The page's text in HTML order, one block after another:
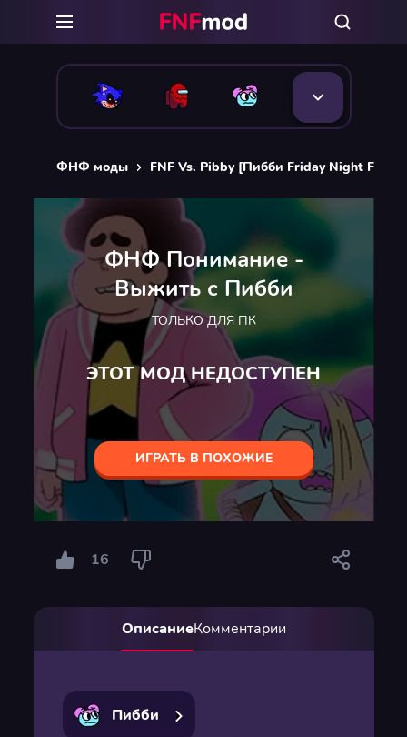
ФНФ моды FNF Vs. Pibby [Пибби Friday Night
ФНФ Понимание -
Выжить с Пибби
ТОЛЬКО ДЛЯ ПК
ЭТОТ МОД НЕДОСТУПЕН
ИГРАТЬ В ПОХОЖИЕ
16
ОписаниеКомментарии
Пибби